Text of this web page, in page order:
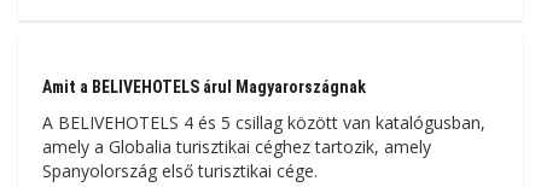
Amit a BELIVEHOTELS árul Magyarországnak
A BELIVEHOTELS 4 és 5 csillag között van katalógusban,
amely a Globalia turisztikai céghez tartozik, amely
Spanyolország első turisztikai cége.